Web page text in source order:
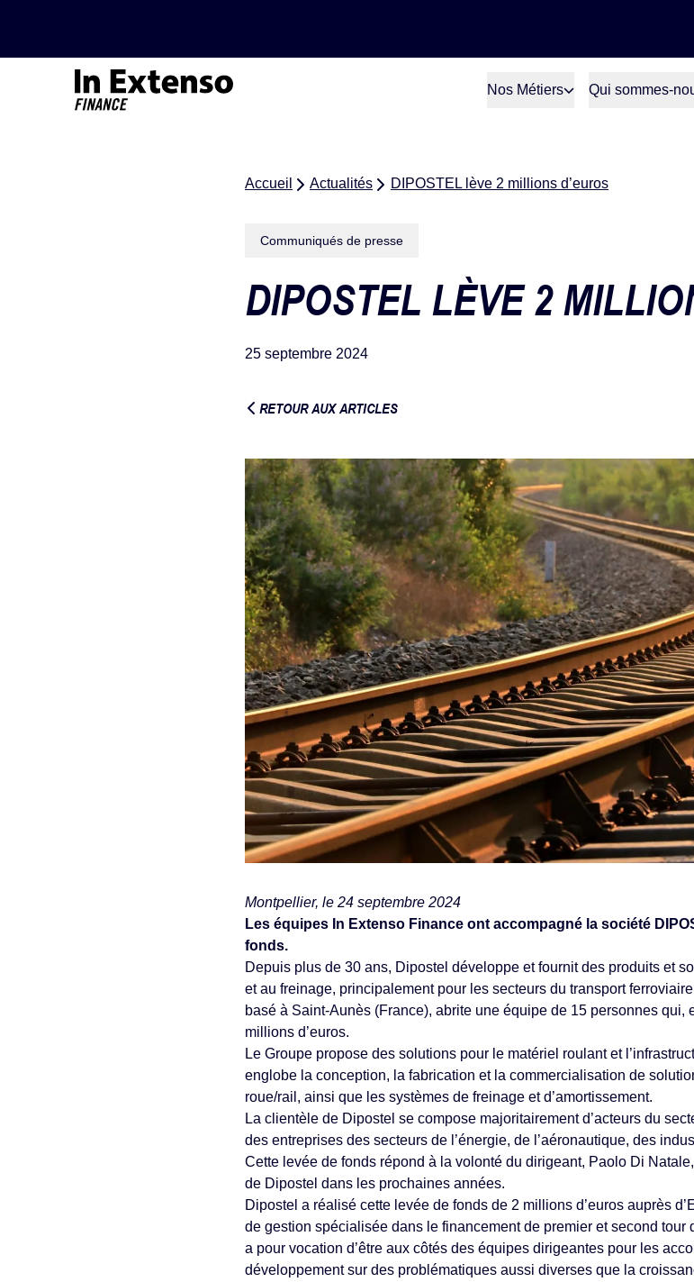
Nos Métiers Qui sommes-
Accueil Actualités DIPOSTEL lève 2 millions d’euros
Communiqués de presse
DIPOSTEL LÈVE 2
25 septembre 2024
RETOUR AUX ARTICLES
Montpellier, le 24 septembre 2024
Les équipes In Extenso Finance ont accompagné la société
fonds.
Depuis plus de 30 ans, Dipostel développe et fournit des produits et
et au freinage, principalement pour les secteurs du transport
basé à Saint-Aunès (France), abrite une équipe de 15 personnes qui,
millions d’euros.
Le Groupe propose des solutions pour le matériel roulant et
englobe la conception, la fabrication et la commercialisation de
roue/rail, ainsi que les systèmes de freinage et d’amortissement.
La clientèle de Dipostel se compose majoritairement d’acteurs du
des entreprises des secteurs de l’énergie, de l’aéronautique, des
Cette levée de fonds répond à la volonté du dirigeant, Paolo Di
de Dipostel dans les prochaines années.
Dipostel a réalisé cette levée de fonds de 2 millions d’euros auprès
de gestion spécialisée dans le financement de premier et second tour
a pour vocation d’être aux côtés des équipes dirigeantes pour les
développement sur des problématiques aussi diverses que la